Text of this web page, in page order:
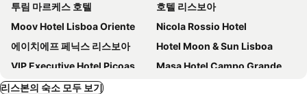
투림 마르케스 호텔
호텔 리스보아
Moov Hotel Lisboa Oriente
Nicola Rossio Hotel
에이치에프 페닉스 리스보아
Hotel Moon & Sun Lisboa
VIP Executive Hotel Picoas
Masa Hotel Campo Grande
Next Level Premium Hotels
리스본의 숙소 모두 보기